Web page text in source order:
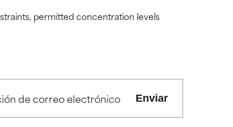
permitted concentration levels
Enviar